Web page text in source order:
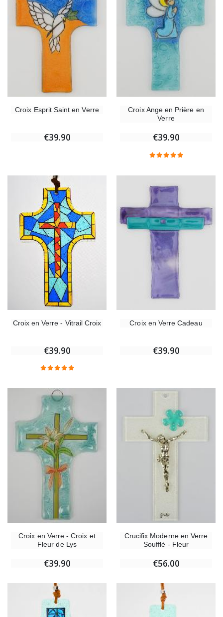
Croix Esprit Saint en Verre
€39.90
Croix Ange en Prière en
Verre
€39.90
Croix en Verre - Vitrail Croix
€39.90
Croix en Verre Cadeau
€39.90
Croix en Verre - Croix et
Fleur de Lys
€39.90
Crucifix Moderne en Verre
Soufflé - Fleur
€56.00